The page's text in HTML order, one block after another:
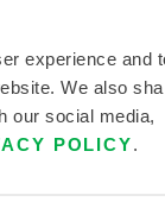
experience and
We also
our social media,
POLICY.